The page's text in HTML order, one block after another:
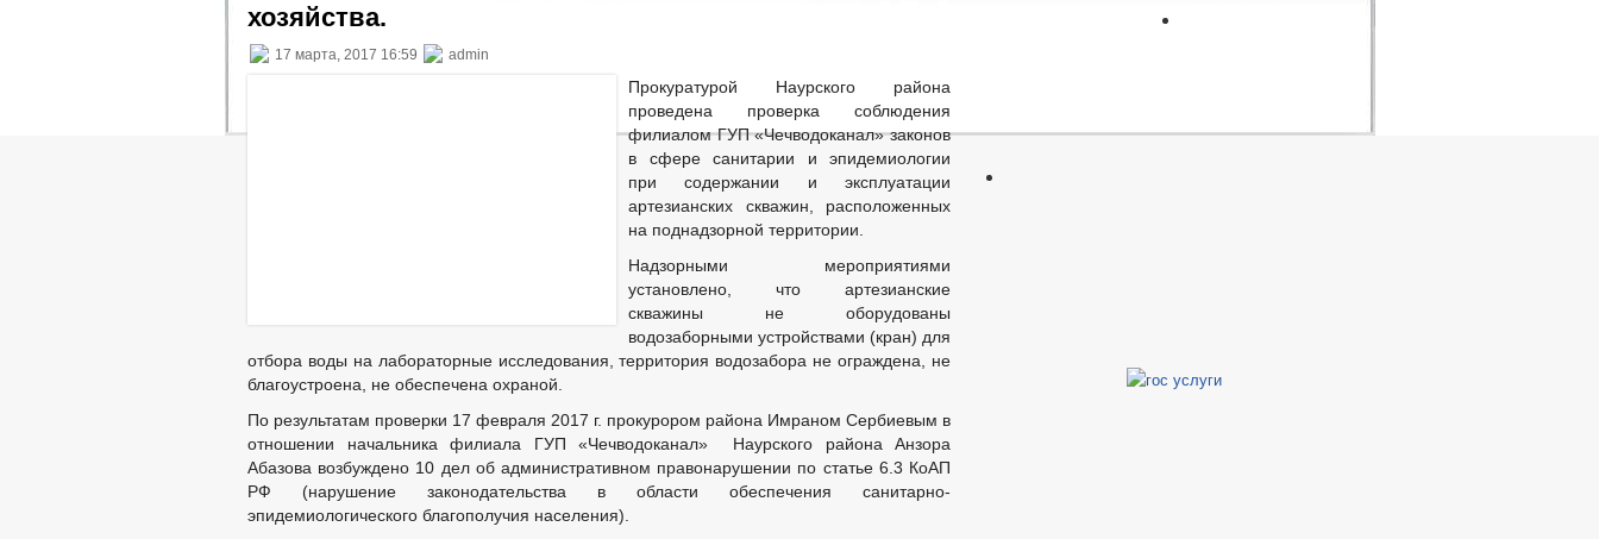
хозяйства.
17 марта, 2017 16:59 admin
Прокуратурой Наурского района
проведена проверка соблюдения
филиалом ГУП «Чечводоканал» законов
в сфере санитарии и эпидемиологии
при содержании и эксплуатации
артезианских скважин, расположенных
на поднадзорной территории.
Надзорными мероприятиями
установлено, что артезианские
скважины не оборудованы
водозаборными устройствами (кран) для
отбора воды на лабораторные исследования, территория водозабора не ограждена, не
благоустроена, не обеспечена охраной.
По результатам проверки 17 февраля 2017 г. прокурором района Имраном Сербиевым в
отношении начальника филиала ГУП «Чечводоканал» Наурского района Анзора
Абазова возбуждено 10 дел об административном правонарушении по статье 6.3 КоАП
РФ (нарушение законодательства в области обеспечения санитарно-
эпидемиологического благополучия населения).